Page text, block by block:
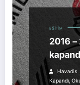
EĞITIM
2016 –
Havadis
Kapandı,